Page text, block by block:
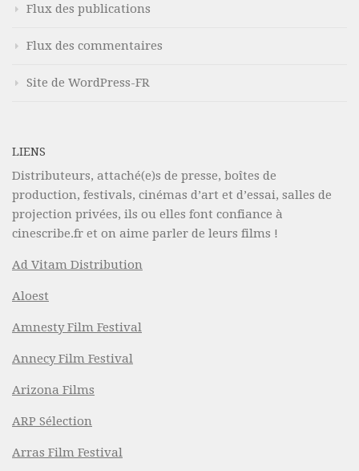
Flux des publications
Flux des commentaires
Site de WordPress-FR
LIENS
Distributeurs, attaché(e)s de presse, boîtes de
production, festivals, cinémas d’art et d’essai, salles de
projection privées, ils ou elles font confiance à
cinescribe.fr et on aime parler de leurs films !
Ad Vitam Distribution
Aloest
Amnesty Film Festival
Annecy Film Festival
Arizona Films
ARP Sélection
Arras Film Festival